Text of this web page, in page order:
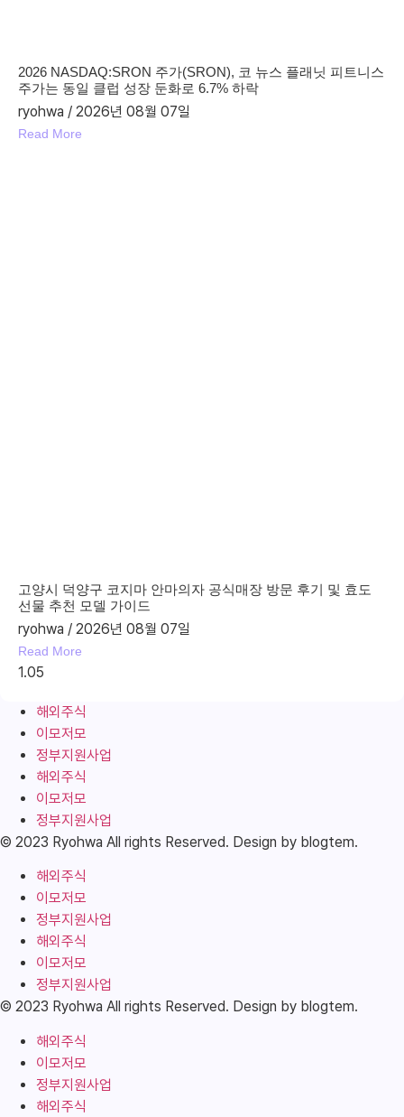
2026 NASDAQ:SRON 주가(SRON), 코 뉴스 플래닛 피트니스
주가는 동일 클럽 성장 둔화로 6.7% 하락
ryohwa 2026년 08월 07일
Read More
고양시 덕양구 코지마 안마의자 공식매장 방문 후기 및 효도
선물 추천 모델 가이드
ryohwa 2026년 08월 07일
Read More
해외주식
이모저모
정부지원사업
해외주식
이모저모
정부지원사업
© 2023 Ryohwa All rights Reserved. Design by blogtem.
해외주식
이모저모
정부지원사업
해외주식
이모저모
정부지원사업
© 2023 Ryohwa All rights Reserved. Design by blogtem.
해외주식
이모저모
정부지원사업
해외주식